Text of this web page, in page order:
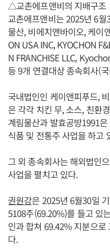
△교촌에프앤비의 지배구조
교촌에프앤비는 2025년 6
물산, 비에치앤바이오, 케이
ON USA INC, KYOCHON
N FRANCHISE LLC,
등 9개 연결대상 종속회사(
국내법인인 케이앤피푸드,
은 각각 치킨 무, 소스, 친환
계림물산과 발효공방1991
식품 및 전통주 사업을 하고
그 외 종속회사는 해외법인
사업을 펼치고 있다.
권원강은 2025년 6월30일
5108주(69.20%)를 들고 있
인과 합쳐 69.42% 지분으로
다.